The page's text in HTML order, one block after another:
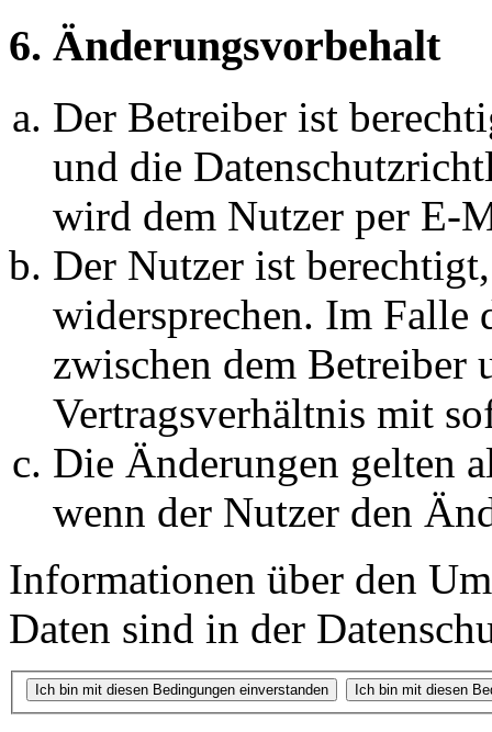
6. Änderungsvorbehalt
Der Betreiber ist
und die
wird dem Nutzer per E-
Der Nutzer ist
widersprechen. Im Falle
zwischen dem Betreiber
Vertragsverhältnis mit
Die Änderungen gelten
wenn der Nutzer den
Informationen über den
Daten sind in der